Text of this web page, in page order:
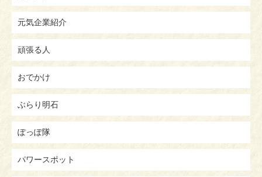
元気企業紹介
頑張る人
おでかけ
ぶらり明石
ぽっぽ隊
パワースポット